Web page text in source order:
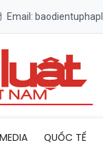
Email:
MEDIA QUỐC TẾ